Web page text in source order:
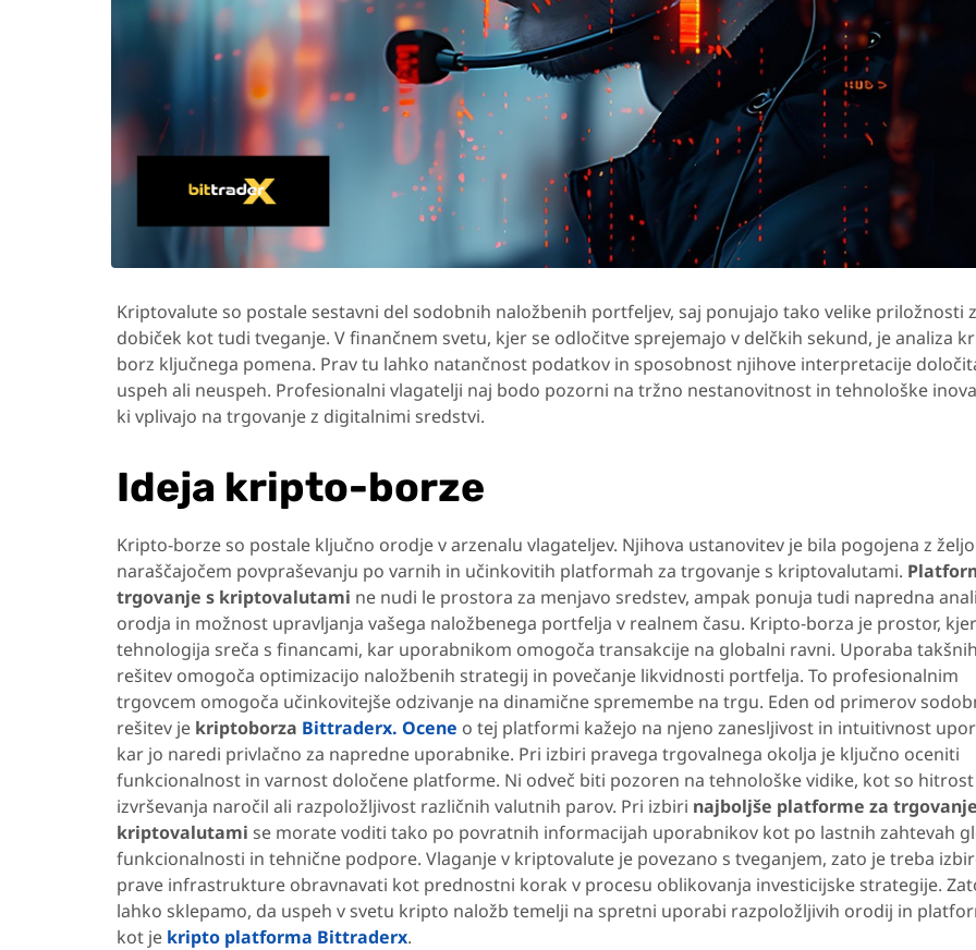
Kriptovalute so postale sestavni del sodobnih naložbenih portfeljev, saj ponujajo tako velike priložnosti
dobiček kot tudi tveganje. V finančnem svetu, kjer se odločitve sprejemajo v delčkih sekund, je analiza
borz ključnega pomena. Prav tu lahko natančnost podatkov in sposobnost njihove interpretacije
uspeh ali neuspeh. Profesionalni vlagatelji naj bodo pozorni na tržno nestanovitnost in tehnološke
ki vplivajo na trgovanje z digitalnimi sredstvi.
Ideja kripto-borze
Kripto-borze so postale ključno orodje v arzenalu vlagateljev. Njihova ustanovitev je bila pogojena z
naraščajočem povpraševanju po varnih in učinkovitih platformah za trgovanje s kriptovalutami.
trgovanje s kriptovalutami ne nudi le prostora za menjavo sredstev, ampak ponuja tudi napredna
orodja in možnost upravljanja vašega naložbenega portfelja v realnem času. Kripto-borza je prostor,
tehnologija sreča s financami, kar uporabnikom omogoča transakcije na globalni ravni. Uporaba takšnih
rešitev omogoča optimizacijo naložbenih strategij in povečanje likvidnosti portfelja. To profesionalnim
trgovcem omogoča učinkovitejše odzivanje na dinamične spremembe na trgu. Eden od primerov
rešitev je kriptoborza Bittraderx. Ocene o tej platformi kažejo na njeno zanesljivost in intuitivnost
kar jo naredi privlačno za napredne uporabnike. Pri izbiri pravega trgovalnega okolja je ključno oceniti
funkcionalnost in varnost določene platforme. Ni odveč biti pozoren na tehnološke vidike, kot so hitrost
izvrševanja naročil ali razpoložljivost različnih valutnih parov. Pri izbiri najboljše platforme za
kriptovalutami se morate voditi tako po povratnih informacijah uporabnikov kot po lastnih zahtevah
funkcionalnosti in tehnične podpore. Vlaganje v kriptovalute je povezano s tveganjem, zato je treba
prave infrastrukture obravnavati kot prednostni korak v procesu oblikovanja investicijske strategije.
lahko sklepamo, da uspeh v svetu kripto naložb temelji na spretni uporabi razpoložljivih orodij in
kot je kripto platforma Bittraderx.